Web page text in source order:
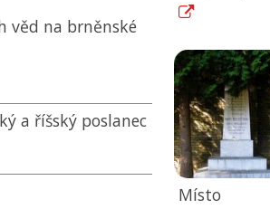
věd na brněnské
a říšský poslanec
Místo